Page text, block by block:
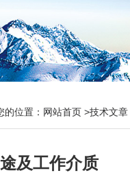
的位置： 网站首页 >技术文章
及工作介质